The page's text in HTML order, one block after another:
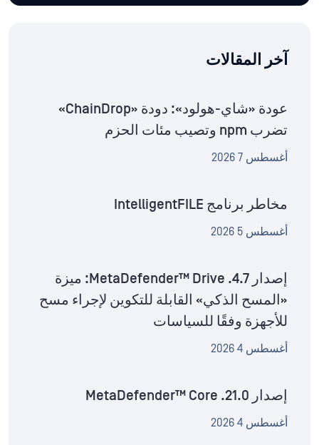
آخر المقالات
عودة «شاي-هولود»: دودة «ChainDrop»
تضرب npm وتصيب مئات الحزم
أغسطس 7 2026
مخاطر برنامج IntelligentFILE
أغسطس 5 2026
إصدار MetaDefender™ Drive .4.7: ميزة
«المسح الذكي» القابلة للتكوين لإجراء مسح
للأجهزة وفقًا للسياسات
أغسطس 4 2026
إصدار MetaDefender™ Core .21.0
أغسطس 4 2026